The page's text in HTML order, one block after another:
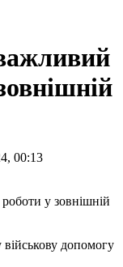
00:13
допомогу